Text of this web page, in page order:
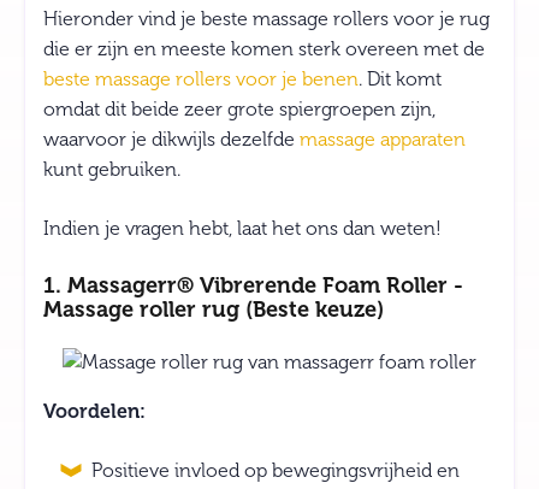
Hieronder vind je beste massage rollers voor je rug
die er zijn en meeste komen sterk overeen met de
beste massage rollers voor je benen. Dit komt
omdat dit beide zeer grote spiergroepen zijn,
waarvoor je dikwijls dezelfde massage apparaten
kunt gebruiken.
Indien je vragen hebt, laat het ons dan weten!
1. Massagerr® Vibrerende Foam Roller -
Massage roller rug (Beste keuze)
Voordelen:
Positieve invloed op bewegingsvrijheid en